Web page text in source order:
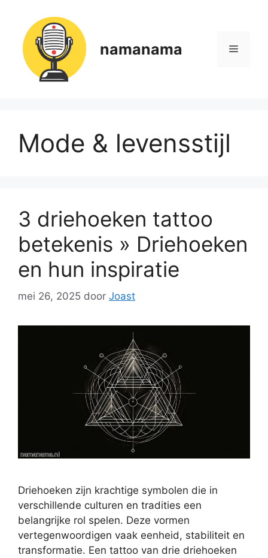
inhoud
namanama Menu
Mode & levensstijl
3 driehoeken tattoo
betekenis » Driehoeken
en hun inspiratie
mei 26, 2025 door Joast
Driehoeken zijn krachtige symbolen die in
verschillende culturen en tradities een
belangrijke rol spelen. Deze vormen
vertegenwoordigen vaak eenheid, stabiliteit en
transformatie. Een tattoo van drie driehoeken